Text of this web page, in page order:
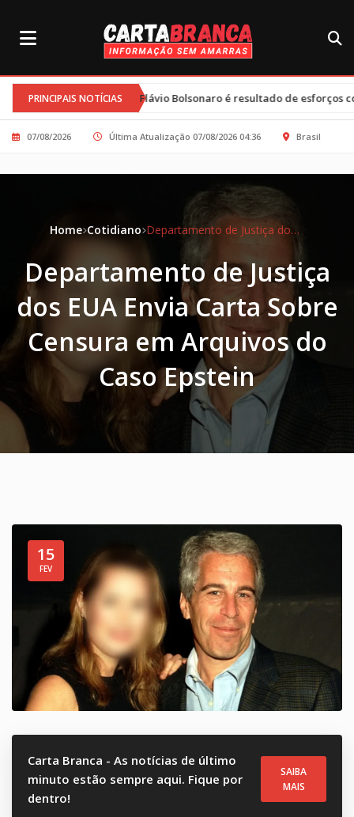
PRINCIPAIS NOTÍCIAS
e Flávio Bolsonaro é resultado de esforços conjuntos e clima tenso
07/08/2026 Última Atualização 07/08/2026 04:36 Brasil
Home Cotidiano Departamento de Justiça dos EUA Envia Carta Sobre Censura em Arquivos do Caso Epstein
Departamento de Justiça
dos EUA Envia Carta Sobre
Censura em Arquivos do
Caso Epstein
15
FEV
Carta Branca - As notícias de último
minuto estão sempre aqui. Fique por
dentro!
SAIBA
MAIS